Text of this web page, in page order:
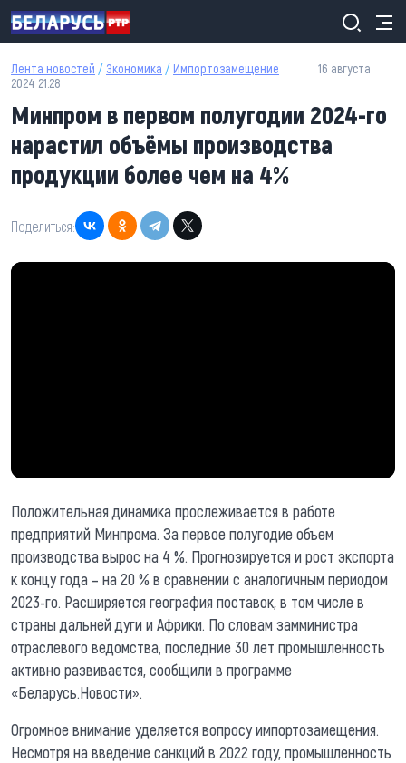
Перейти к основному содержанию
Лента новостей / Экономика / Импортозамещение
16 августа
2024 21:28
Минпром в первом полугодии 2024-го
нарастил объёмы производства
продукции более чем на 4%
Поделиться:
Положительная динамика прослеживается в работе
предприятий Минпрома. За первое полугодие объем
производства вырос на 4 %. Прогнозируется и рост экспорта
к концу года – на 20 % в сравнении с аналогичным периодом
2023-го. Расширяется география поставок, в том числе в
страны дальней дуги и Африки. По словам замминистра
отраслевого ведомства, последние 30 лет промышленность
активно развивается, сообщили в программе
«Беларусь.Новости».
Огромное внимание уделяется вопросу импортозамещения.
Несмотря на введение санкций в 2022 году, промышленность